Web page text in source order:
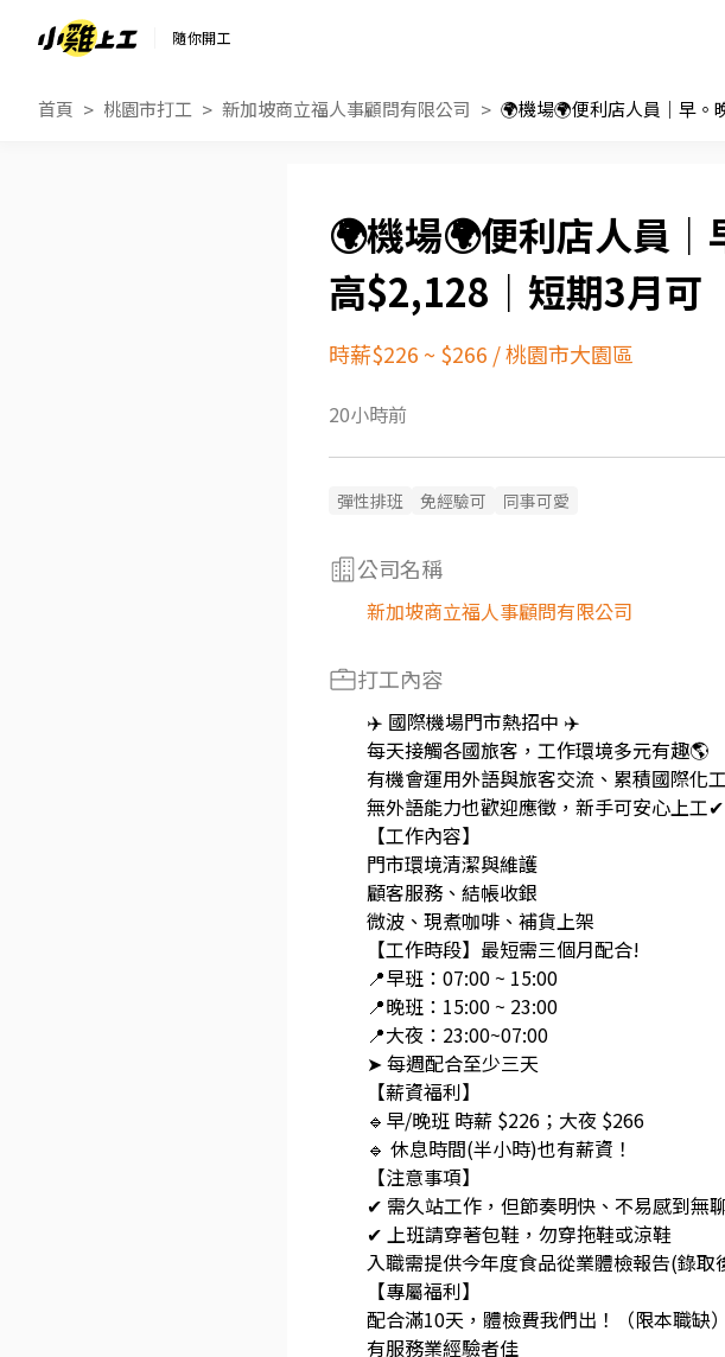
隨你開工
首頁 桃園市打工 新加坡商立福人事顧問有限公司
🌍機場🌍便利店人員
高$2,128｜短期3月可
時薪$226 ~ $266 /桃園市大園區
20小時前
彈性排班 免經驗可 同事可愛
公司名稱
新加坡商立福人事顧問有限公司
打工內容
✈️ 國際機場門市熱招中 ✈️
每天接觸各國旅客，工作環境多元有趣🌎
有機會運用外語與旅客交流、累積國際化
無外語能力也歡迎應徵，新手可安心上工
【工作內容】
門市環境清潔與維護
顧客服務、結帳收銀
微波、現煮咖啡、補貨上架
【工作時段】最短需三個月配合!
📍早班：07:00 ~ 15:00
📍晚班：15:00 ~ 23:00
📍大夜：23:00~07:00
➤ 每週配合至少三天
【薪資福利】
🔹早/晚班 時薪 $226；大夜 $266
🔹 休息時間(半小時)也有薪資！
【注意事項】
✔ 需久站工作，但節奏明快、不易感到無
✔ 上班請穿著包鞋，勿穿拖鞋或涼鞋
入職需提供今年度食品從業體檢報告(錄取
【專屬福利】
配合滿10天，體檢費我們出！（限本職缺）
有服務業經驗者佳